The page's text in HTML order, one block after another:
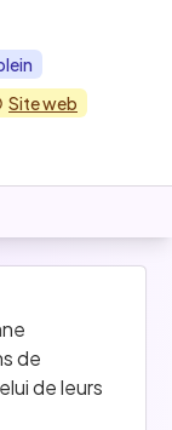
Site web
de
de leurs